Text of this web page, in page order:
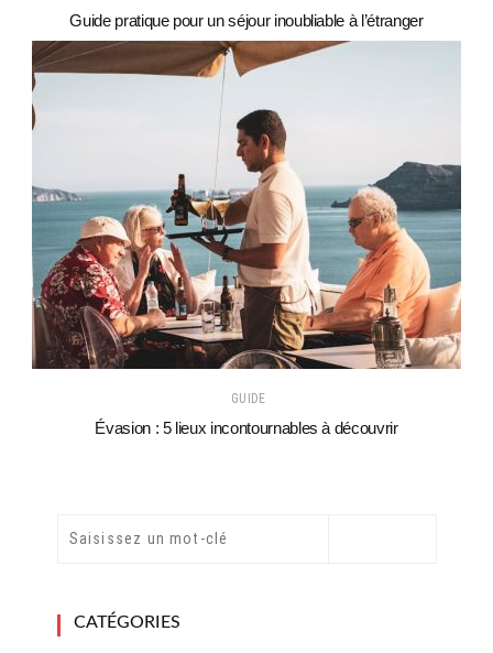
Guide pratique pour un séjour inoubliable à l’étranger
GUIDE
Évasion : 5 lieux incontournables à découvrir
CATÉGORIES